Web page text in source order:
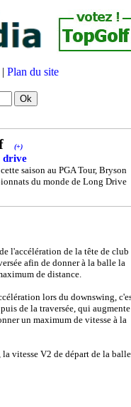
| Plan du site
(+)
drive
saison au PGA Tour, Bryson
du monde de Long Drive
l'accélération de la tête de club
afin de donner à la balle la
de distance.
lors du downswing,
de la traversée, qui augmente
un maximum de vitesse à la
vitesse V2 de départ de la balle